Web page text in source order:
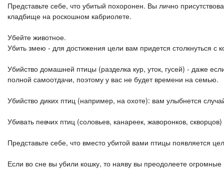
Представьте себе, что убитый похоронен. Вы лично
кладбище на роскошном кабриолете.
Убейте животное.
Убить змею - для достижения цели вам придется столкнуться с
Убийство домашней птицы (разделка кур, уток, гусей) - даже
полной самоотдачи, поэтому у вас не будет времени на семью.
Убийство диких птиц (например, на охоте): вам улыбнется
Убивать певчих птиц (соловьев, канареек, жаворонков,
Представьте себе, что вместо убитой вами птицы появляется
Если во сне вы убили кошку, то наяву вы преодолеете огромные